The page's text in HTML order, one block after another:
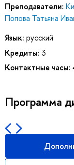
Преподаватели:
Попова Татьяна
Язык: русский
Кредиты: 3
Контактные часы:
Программа